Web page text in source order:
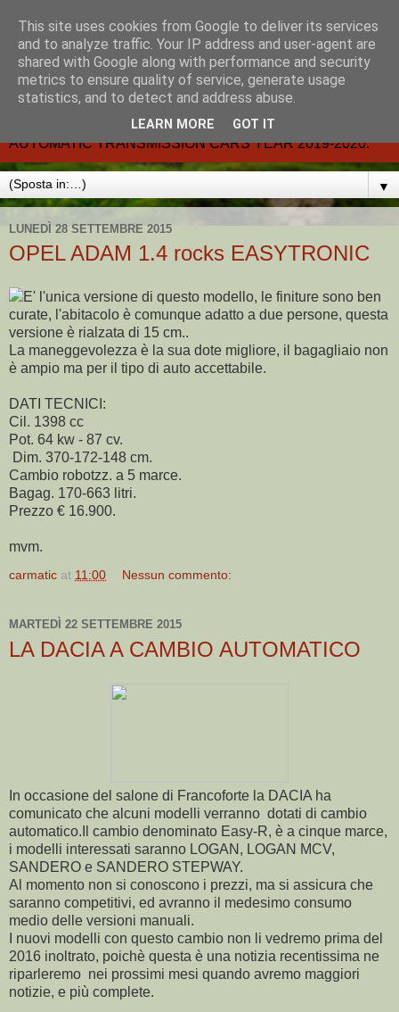
CARMATIC-®-All about
automatic cars.
Dal 2002- email.-marcvent@inwind.it.- NEW BOOK-
AUTOMATIC TRANSMISSION CARS YEAR 2019-2020.
▼
LUNEDÌ 28 SETTEMBRE 2015
OPEL ADAM 1.4 rocks EASYTRONIC
E' l'unica versione di questo modello, le finiture sono ben
curate, l'abitacolo è comunque adatto a due persone, questa
versione è rialzata di 15 cm..
La maneggevolezza è la sua dote migliore, il bagagliaio non
è ampio ma per il tipo di auto accettabile.
DATI TECNICI:
Cil. 1398 cc
Pot. 64 kw - 87 cv.
Dim. 370-172-148 cm.
Cambio robotzz. a 5 marce.
Bagag. 170-663 litri.
Prezzo € 16.900.
mvm.
carmatic at 11:00 Nessun commento:
MARTEDÌ 22 SETTEMBRE 2015
LA DACIA A CAMBIO AUTOMATICO
In occasione del salone di Francoforte la DACIA ha
comunicato che alcuni modelli verranno dotati di cambio
automatico.Il cambio denominato Easy-R, è a cinque marce,
i modelli interessati saranno LOGAN, LOGAN MCV,
SANDERO e SANDERO STEPWAY.
Al momento non si conoscono i prezzi, ma si assicura che
saranno competitivi, ed avranno il medesimo consumo
medio delle versioni manuali.
I nuovi modelli con questo cambio non li vedremo prima del
2016 inoltrato, poichè questa è una notizia recentissima ne
riparleremo nei prossimi mesi quando avremo maggiori
notizie, e più complete.
This site uses cookies from Google to deliver its services
and to analyze traffic. Your IP address and user-agent are
shared with Google along with performance and security
metrics to ensure quality of service, generate usage
statistics, and to detect and address abuse.
LEARN MORE GOT IT